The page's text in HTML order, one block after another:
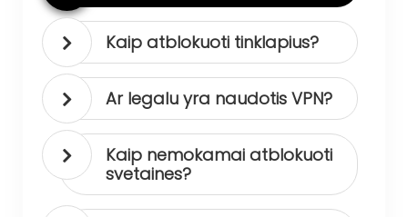
Kaip atblokuoti tinklapius?
Ar legalu yra naudotis VPN?
Kaip nemokamai atblokuoti
svetaines?